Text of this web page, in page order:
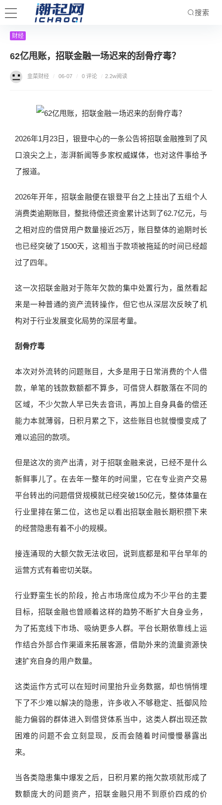
搜索
财经
62亿甩账，招联金融一场迟来的刮骨疗毒？
韭菜财经 / 06-07 / 0 评论 / 2.2w阅读
2026年1月23日，银登中心的一条公告将招联金融推到了风
口浪尖之上，澎湃新闻等多家权威媒体，也对这件事给予
了报道。
2026年开年，招联金融便在银登平台之上挂出了五组个人
消费类逾期账目，整批待偿还资金累计达到了62.7亿元，与
之相对应的借贷用户数量接近25万，账目整体的逾期时长
也已经突破了1500天，这相当于款项被拖延的时间已经超
过了四年。
这一次招联金融对于陈年欠款的集中处置行为，虽然看起
来是一种普通的资产流转操作，但它也从深层次反映了机
构对于行业发展变化局势的深层考量。
刮骨疗毒
本次对外流转的问题账目，大多是用于日常消费的个人借
款，单笔的钱款数额都不算多，可借贷人群散落在不同的
区域，不少欠款人早已失去音讯，再加上自身具备的偿还
能力本就薄弱，日积月累之下，这些账目也就慢慢变成了
难以追回的款项。
但是这次的资产出清，对于招联金融来说，已经不是什么
新鲜事儿了。在去年一整年的时间里，它在专业资产交易
平台转出的问题借贷规模就已经突破150亿元，整体体量在
行业里排在第二位，这也足以看出招联金融长期积攒下来
的经营隐患有着不小的规模。
接连涌现的大额欠款无法收回，说到底都是和平台早年的
运营方式有着密切关联。
行业野蛮生长的阶段，抢占市场席位成为不少平台的主要
目标，招联金融也曾顺着这样的趋势不断扩大自身业务，
为了拓宽线下市场、吸纳更多人群。平台长期依靠线上运
作结合外部合作渠道来拓展客源，借助外来的流量资源快
速扩充自身的用户数量。
这类运作方式可以在短时间里抬升业务数据，却也悄悄埋
下了不少难以解决的隐患，许多收入不够稳定、抵御风险
能力偏弱的群体进入到借贷体系当中，这类人群出现还款
困难的问题不会立刻显现，反而会随着时间慢慢暴露出
来。
当各类隐患集中爆发之后，日积月累的拖欠款项就形成了
数额庞大的问题资产，招联金融只用不到原价四成的价